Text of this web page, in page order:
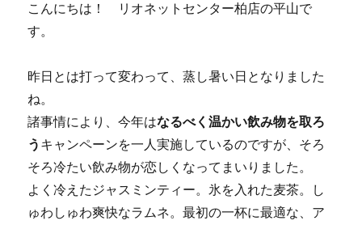
こんにちは！ リオネットセンター柏店の平山で
す。
昨日とは打って変わって、蒸し暑い日となりました
ね。
諸事情により、今年はなるべく温かい飲み物を取ろ
う キャンペーンを一人実施しているのですが、そろ
そろ冷たい飲み物が恋しくなってまいりました。
よく冷えたジャスミンティー。氷を入れた麦茶。し
ゅわしゅわ爽快なラムネ。最初の一杯に最適な、ア